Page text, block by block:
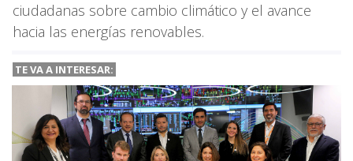
ciudadanas sobre cambio climático y el avance
hacia las energías renovables.
TE VA A INTERESAR: